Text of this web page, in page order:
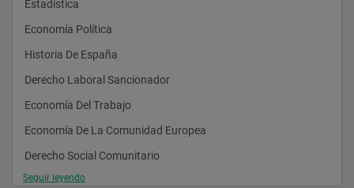
Estadística
Economía Política
Historia De España
Derecho Laboral Sancionador
Economía Del Trabajo
Economía De La Comunidad Europea
Derecho Social Comunitario
Sistemas De Contratación Laboral
Seguir leyendo